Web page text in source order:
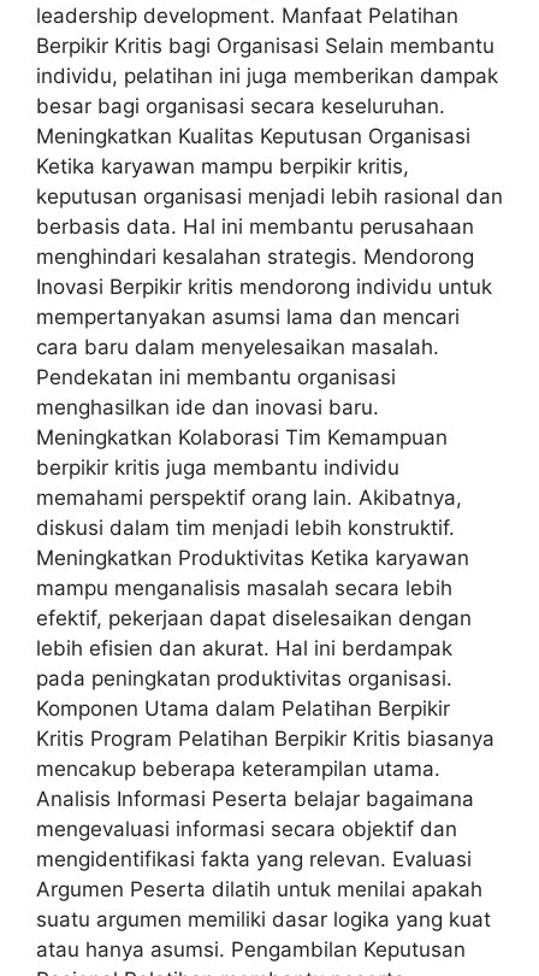
leadership development. Manfaat Pelatihan
Berpikir Kritis bagi Organisasi Selain membantu
individu, pelatihan ini juga memberikan dampak
besar bagi organisasi secara keseluruhan.
Meningkatkan Kualitas Keputusan Organisasi
Ketika karyawan mampu berpikir kritis,
keputusan organisasi menjadi lebih rasional dan
berbasis data. Hal ini membantu perusahaan
menghindari kesalahan strategis. Mendorong
Inovasi Berpikir kritis mendorong individu untuk
mempertanyakan asumsi lama dan mencari
cara baru dalam menyelesaikan masalah.
Pendekatan ini membantu organisasi
menghasilkan ide dan inovasi baru.
Meningkatkan Kolaborasi Tim Kemampuan
berpikir kritis juga membantu individu
memahami perspektif orang lain. Akibatnya,
diskusi dalam tim menjadi lebih konstruktif.
Meningkatkan Produktivitas Ketika karyawan
mampu menganalisis masalah secara lebih
efektif, pekerjaan dapat diselesaikan dengan
lebih efisien dan akurat. Hal ini berdampak
pada peningkatan produktivitas organisasi.
Komponen Utama dalam Pelatihan Berpikir
Kritis Program Pelatihan Berpikir Kritis biasanya
mencakup beberapa keterampilan utama.
Analisis Informasi Peserta belajar bagaimana
mengevaluasi informasi secara objektif dan
mengidentifikasi fakta yang relevan. Evaluasi
Argumen Peserta dilatih untuk menilai apakah
suatu argumen memiliki dasar logika yang kuat
atau hanya asumsi. Pengambilan Keputusan